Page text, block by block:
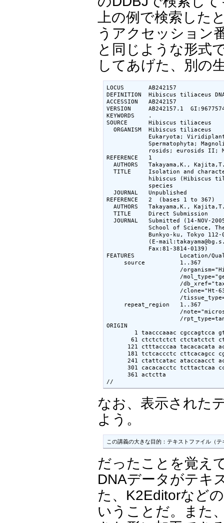
上の例で検索した
うアクセッション
と同じような形式
してあげた、別の
LOCUS       AB242157
DEFINITION  Hibiscus tiliaceus
ACCESSION   AB242157
VERSION     AB242157.1
KEYWORDS    .
SOURCE      Hibiscus tiliaceus
  ORGANISM  Hibiscus tiliaceus
Eukaryota;
Spermatophyta;
rosids; eurosids II;
REFERENCE   1
AUTHORS   Takayama,K.,
TITLE     Isolation and
hibiscus (Hibiscus
            species
  JOURNAL   Unpublished
REFERENCE   2  (bases 1 to 367)
AUTHORS   Takayama,K.,
  TITLE     Direct Submission
JOURNAL   Submitted (14-NOV-
School of Science,
Bunkyo-ku, Tokyo 112-
(E-
            Fax:81-3814-0139)
FEATURES             Location/
     source          1..367
/
/
/
/clone="Ht-
/
     repeat_region   1..367
/
/
ORIGIN
1 taacccaaac cgccagtcca
61 ctctctctct ctctatctct
121 ctttacccaa tacacacata
181 tctcaccctc cttcacagcc
241 ctattcatac ataccaacct
301 cacacacctc tcttactcaa
      361 actctta
//
なお、表示された
よう。
この講義の大きな目的：テキストファイル（
だったことを覚え
DNAデータがテキ
た、K2Editorなど
いうことだ。また